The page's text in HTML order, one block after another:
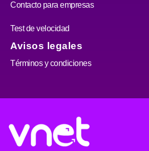
Contacto para empresas
Test de velocidad
Avisos legales
Términos y condiciones